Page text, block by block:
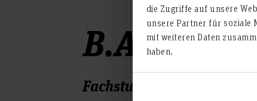
die Zugriffe auf unsere
unsere Partner für soziale
mit weiteren Daten
haben.
B.A.
Fachstudienberatung